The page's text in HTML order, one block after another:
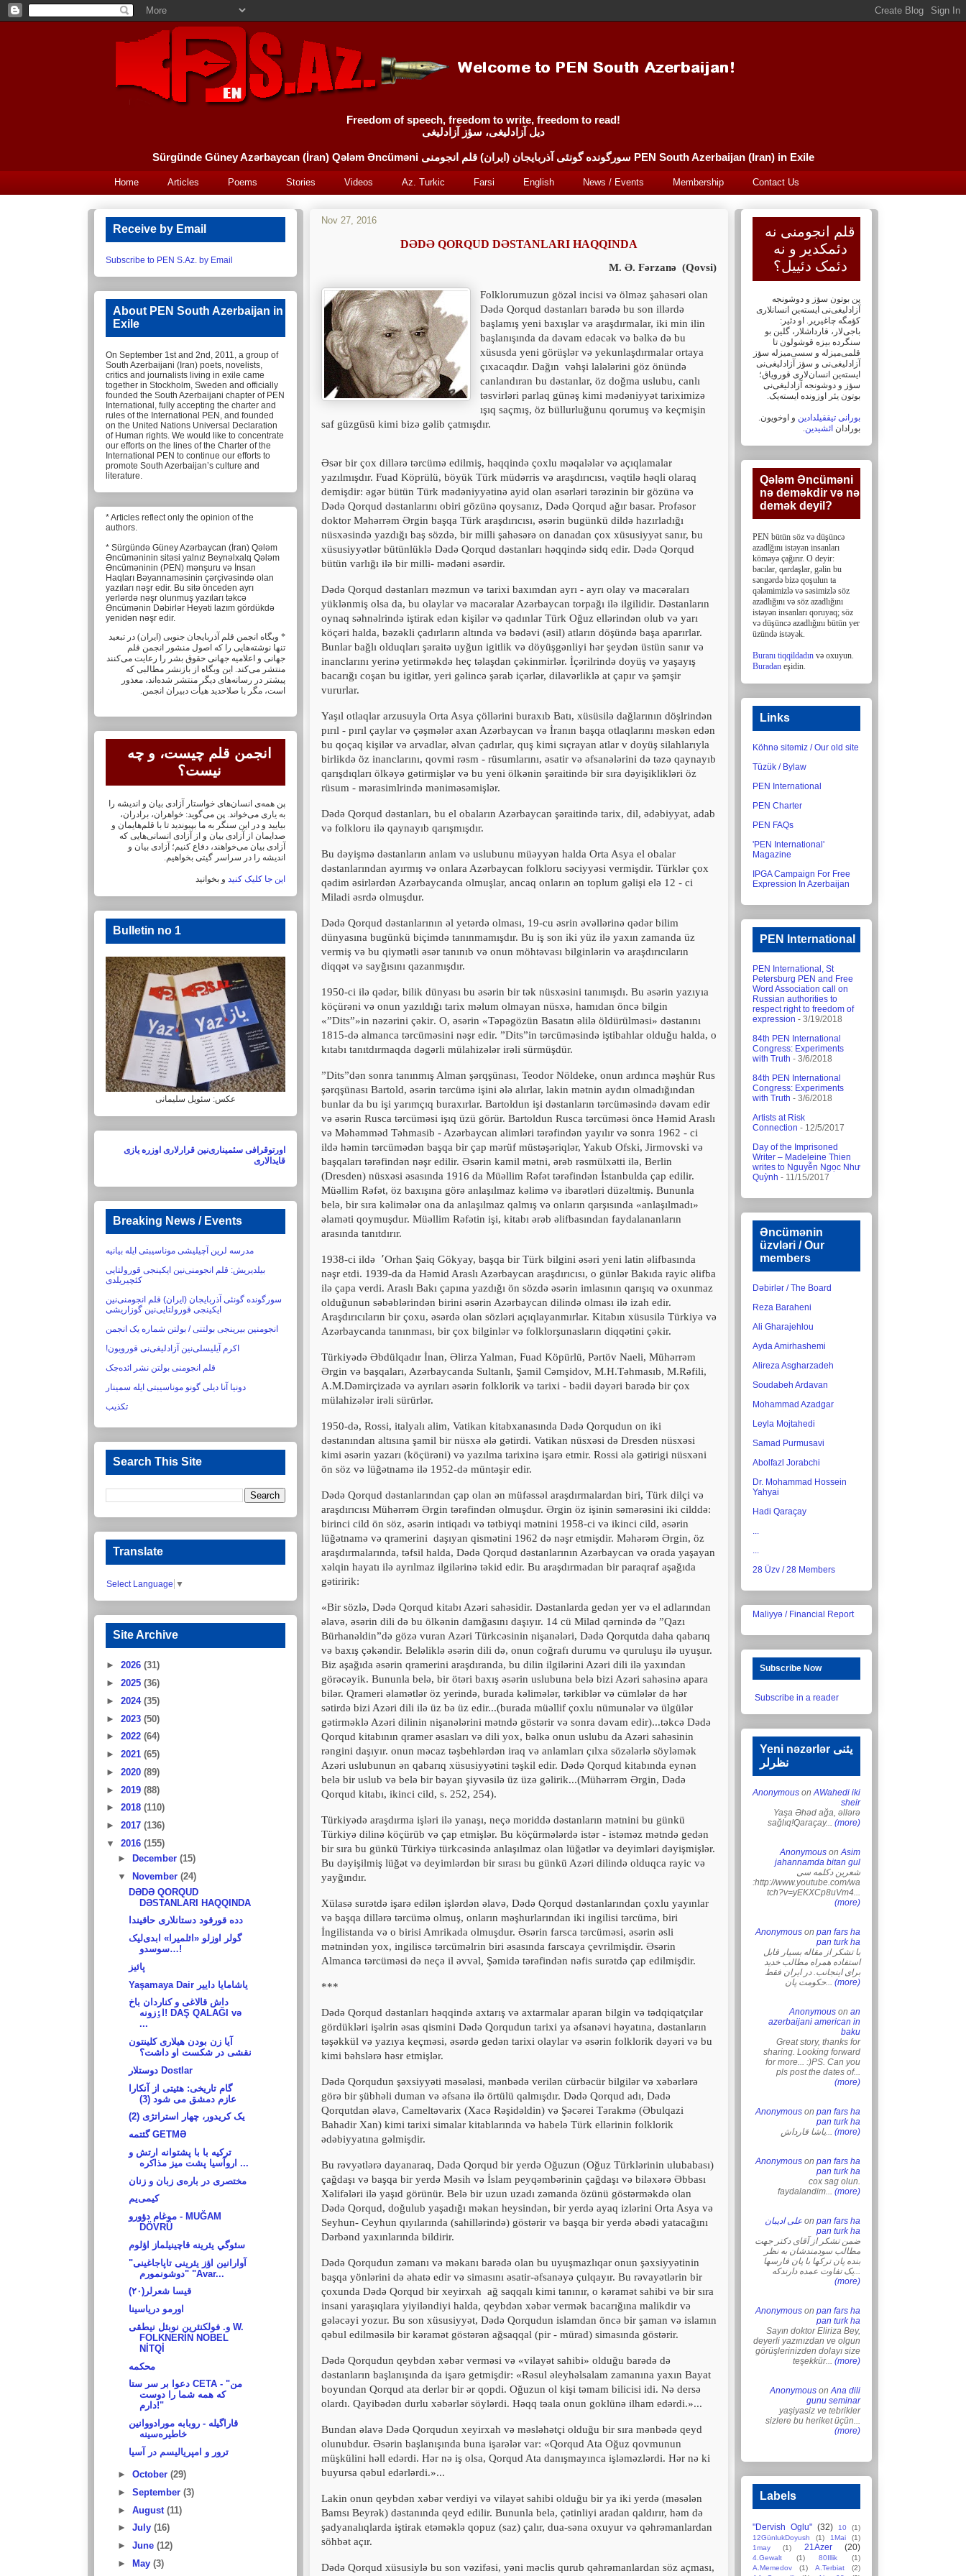
Freedom of speech, freedom to write, freedom to read!
دیل آزادلیغی، سؤز آزادلیغی
Sürgünde Güney Azərbaycan (İran) Qələm Əncüməni سورگونده گونئی آذربایجان (ایران) قلم انجومنی PEN South Azerbaijan (Iran) in Exile
Home Articles Poems Stories Videos Az. Turkic Farsi English News / Events Membership Contact Us
Nov 27, 2016
DƏDƏ QORQUD DƏSTANLARI HAQQINDA
M. Ə. Fərzanə (Qovsi)
Folklorumuzun gözəl incisi və ölməz şahəsəri olan
Dədə Qorqud dəstanları barədə bu son illərdə
başlamış yeni baxışlar və araşdırmalar, iki min ilin
başlanışında da dəvam edəcək və bəlkə də bu
xüsusda yeni görüşlər və yekunlaşdırmalar ortaya
çıxacaqdır. Dağın vəhşi lalələrini göz önündə
canlandıran bu dəstanlar, öz doğma uslubu, canlı
təsvirləri parlaq günəş kimi mədəniyyət tariximizə
ışıq saçmış, öz büllurluğunu qorumuş və keçmişin
saf güzgüsü kimi bizə gəlib çatmışdır.
Əsər bir çox dillərə tərcümə edilmiş, həqqində çoxlu məqalələr və açıqlamalar
yazılmışdır. Fuad Köprülü, böyük Türk müdərris və araşdırıcısı, vəqtilə həqli olaraq
demişdir: əgər bütün Türk mədəniyyətinə ayid olan əsərləri tərəzinin bir gözünə və
Dədə Qorqud dəstanlarını obiri gözünə qoysanız, Dədə Qorqud ağır basar. Profəsor
doktor Məhərrəm Ərgin başqa Türk araşdırıcısı, əsərin bugünkü dildə hazırladığı
nüsxəsində yazdığı baş sözdə, bir milli şahəsərə on danadan çox xüsusiyyət sanır, bu
xüsusiyyətlər bütünlüklə Dədə Qorqud dəstanları həqqində sidq edir. Dədə Qorqud
bütün varlığı ilə bir milli- mədəni əsərdir.
Dədə Qorqud dəstanları məzmun və tarixi baxımdan ayrı - ayrı olay və macəraları
yüklənmiş olsa da, bu olaylar və macəralar Azərbaycan torpağı ilə ilgilidir. Dəstanların
oynaq səhnəlrində iştirak edən kişilər və qadınlar Türk Oğuz ellərindən olub və yarı
köçəri halda, bəzəkli çadırların altında və bədəvi (əsil) atların döşündə başa aparırlar.
Bunlar bağlı olduqları şəraitə uyğun igitlik və döyüşgənliyi hər şeydən üstün sanır və
inanclarını yerinə yetirməkdə heç təlaşdan çəkinmirlər. İçərilrində doyüş və yaşayış
bacarığı coşan bu igitlər, yeri gəlincə şərab içərlər, dilavərliklə at çapır və şəmşir
vururlar.
Yaşıl otlaqlar arzusuyla Orta Asya çöllərini buraxıb Batı, xüsüsilə dağlarının döşlrindən
pırıl - pırıl çaylar və çəşmələr axan Azərbaycan və İranın başqa otlaqlarını məskən edən
bu qoçaq kişilər və arvadlar, əlvan çadırlar, quş kimi sıçrayan atlar v doyüş silahlarıyla
birlikdə öz inanclarını, qovmi rəsm - rüsumlarını, əsatir və əfsanələrini də təzə qaynayıb
qarışdıqları ölkəyə gətirmişlər və bu yeni ölkənin şəraitində bir sıra dəyişiklikləri öz
rüsum - mərasimlrində məniməsəmişlər.
Dədə Qorqud dəstanları, bu el obaların Azərbaycan şəraitində tarix, dil, ədəbiyyat, adab
və folkloru ilə qaynayıb qarışmışdır.
Bu dəyişmə dəstanların anlam və uslubunu müəyyən halda Orta Asya el obalar
dəstanlarından ayırmış və onlara Azərbaycan folkloru səciyyəsi vermişdir. Türklər çox
qədim əsirlərdən Azərbaycanda olmuşlar, ancaq onların ən toplum gəlişi elə 12 - ci
Miladi əsrdə olmuşdur.
Dədə Qorqud dəstanlarının əl yetərdə olması, 19-­cu əsrin əvəllərinə qədər bilim
dünyasına bugünkü biçimdə tanınmamışdır. Bu iş son iki yüz ilə yaxın zamanda üz
vermiş və bu qiymətli əsər tanınıb və onun möhtəvası bilginlərin və araşdırıcıların
diqqət və sayğısını qazanmışdır.
1950-ci ilə qədər, bilik dünyası bu əsərin bir tək nüsxəsini tanımışdı. Bu əsərin yazıyıa
köçürəni və onun yazıldığı tarix məlum olmayan nüsxə, hamıdan öncə bilgin
«”Dits”»in nəzərini çəkir. O, əsərin «Təpəgözün Basatın əlilə öldürülməsi» dəstanını
1815-də almanca tərcüməsini nəşr edir. ”Dits”in tərcüməsində iştibahlar olduğu halda, o
kıtabı tanıtdırmaqda dəgərli mülahizələr irəli sürmüşdür.
”Dits”dən sonra tanınmış Alman şərqşünası, Teodor Nöldeke, onun ardınca məşhür Rus
şərqşünası Bartold, əsərin tərcümə işini ələ alırlar, lakin mətnin aydın olmadığından
bunlar da bu işi yarımçıq buraxırlar. Bartoldun işi dəstanların tərcüməsində dəvam edir
və əsərin Rusca tərcüməsi işıq üzü görür. Bartoldun Rusca tərcüməsi öncə Həmid Araslı
və Məhəmməd Təhmasib - Azərbaycan alimləri tərəfindən yayılır və sonra 1962 - ci
ildə həmin tərcümədən başqa bir çap mərüf müstəşəriqlər, Yakub Ofski, Jirmovski və
başqaları tərəfindən nəşr edilir. Əsərin kamil mətni, ərəb rəsmülxətti ilə, Berlin
(Dresden) nüsxəsi əsasında 1916 da Müəllim Rəfət tərəfindən İstanbulda çap edilir.
Müəllim Rəfət, öz baxışına görə anlaşılmaz kəlimə və ibarətləri düzəltmiş. Bununla
belə, bir sıra kəlimələr ona da anlaşılmaz qalmış və onların qarşısında «anlaşılmadı»
əlaməti qoymuşdur. Müəllim Rəfətin işi, kitabı ərəb əlifbasından faydalananların
arasında tanıtdırır.
1938-ci ildə ٬Orhan Şaiq Gökyay, başqa bir Türk bilgini əsəri yeni latin əlifbasında
nəşr etdi. 1939-da da Həmid Araslı Azərbaycan araşdırıcısı, o günlər Bakıda rayic əlifba
ilə çapa verdi. Araslı Bakı çapına yazdığı ön sözdə əsərin imlasının qarışıq və oxunmaz
olduğunun səbəblərindən birini əsərin Azərbaycan dilində olması ilə izah edir.
Araşdırıcıların bir çoxu, əsərdə olan sözləri açıqlayanmırlar. Kitabın xüsusilə Türkiyə və
Azərbaycanda tanınması, bir çox bilginlər və folklorşunasların diqqətini çəkir.
Türkiyədə Əbdülqadır İnan, Əlirza Yalman, Fuad Köpürlü, Pərtöv Naeli, Mühərrəm
Ərgin və başqaları, Azərbaycanda Sultanlı, Şamil Cəmşidov, M.H.Təhmasıb, M.Rəfili,
A.M.Dəmirçizadə və ayrıları əsərin folklorik və tarixi - bədii dəyəri barədə bir çox
mülahizələr irəli sürürlər.
1950-də, Rossi, italyalı alim, Vatikan kitabxanasında Dədə Qorqudun on iki
dəstanından altısına şamil bir nüsxə ələ gətirdi. Vatikan nüsxəsi də Dresden nüsxəsi
kimi əsərin yazarı (köçürəni) və yazılma tarixinə işarə etmir. Rossi ələ gətirigi nüsxəni
ön söz və lüğətnamə ilə 1952-də müntəşir edir.
Dədə Qorqud dəstanlarından çap olan ən müfəssəl araşdırmalardan biri, Türk dilçi və
araşdırıcısı Mühərrəm Ərgin tərəfindən olmuşdur. Ərgin öz işinin səmərəsini iki cilddə:
birinci cild ön söz, əsərin intiqadı və tətbiyqi mətnini 1958-ci və ikinci cild, əsərin
lüğətnamə və qramerini daşıyan qismətini 1962 də nəşr etmişdir. Məhərəm Ərgin, öz
araşdırmalarında, təfsil halda, Dədə Qorqud dəstanlarının Azərbaycan və orada yaşayan
xəlqin hayatı ilə ayrılmaz ilgilərinə təkid edir. Bu araşdırmadan bir paraqraf aşağıda
gətiririk:
«Bir sözlə, Dədə Qorqud kitabı Azəri sahəsidir. Dəstanlarda gedən yer və el adlarından
əlavə, əsərin dili də bu ölkənin damğasını daşıyır. 14 cü Milad qərnində də ”Qazı
Bürhanəldin”də gözə vuran Azəri Türkcəsinin nişanələri, Dədə Qorqutda daha qabarıq
və baxış çəkəndir. Beləliklə əsərin dili də, onun coğrafı durumu və quruluşu ilə uyuşur.
Biz aşağıda əsərin qramerini araşdıranda, bu dilin ilgilərini Azəri dili ilə yaxından
görəcəyik. Bununla belə, bir ötəri baxış əsərin uslubuna belə bizi Azəri sahəsinə apara
bilər. Qrameri əlamətlər öz yerində, burada kəlimələr, tərkiblər və cümlələr də hər
sətirdə bizi Azəri dili ilə üz bə üz edir...(burada müəllif çoxlu nümunələr və ülgülər
gətirməklə Azəri dilinin nişanələrini mətndə göstərir və sonra dəvam edir)...təkcə Dədə
Qorqud kitabının qramer əsasları və dili yox, bəlkə onun uslubu da Azəri sahəsinin
rəngini daşıyır. onun məcaz təşbehlərdən iraq və anlamları çılxa sözələrlə söyləmək
Azəri uslubunun ən qabarıq xüsusiyyətini təşkil edir. Dədə Qorqud kitabında eynən
belə bir uslub və belə bir bəyan şiyvəsilə üz üzə gəlirik...(Mühərrəm Ərgin, Dədə
Qorqud kitabı, ikinci cild, s. 252, 254).
Türkiyədə araşdırma işləri ilə yanaşı, neçə moriddə dəstanların mətnini bu günkü
Türkiyə dilinə köçürüb və çap etmişlər. Bu köçürmələrdə istər - istəməz mətndə gedən
bir sıra bu günkü Türkiyə türkcəsində anlaşılmaz olan lüğətlər və deyimləri dəyişmişlər.
Bu dəyişilmiş lüğət və deyimlərdən bir sırası bu günkü Azəri dilində olduqca rayic və
yayğındır.
Xülasə surətdə işarə edilən işlərdən əlavə, Dədə Qorqud dəstanlarından çoxlu yayınlar
və başqa dillərə tərcümə olmuş, onların məşhurlarından iki ingilisi tərcümə, biri
İngilistanda və o birisi Amrikada olmuşdur. Əsərin farsca tərcüməsi, əsərin əsli
mətnindən yox, ingiliscə tərcüməlrin biri əsasında farscaya çevrilmişdir. Əsərin
Almanca tərcüməsi də neçə il əvvəl, Şəmidə tərəfindən nəfis surətdə çap edilmişdir.
***
Dədə Qorqud dəstanları həqqində axtarış və axtarmalar aparan bilgin və tədqiqatçılar
gördükləri işəlrin əsas qismini Dədə Qorqudun tarixi ya əfsanəvi həyatına, dəstanların
təşəkkül və yazıya keçməsi, əsərdə gedən tarixi olaylar və əsərin folklorik dəyəri və bu
kimi bəhslərə həsr etmişlər.
Dədə Qorqudun şəxsiyyəti məsələsi, mənbədə verilən cürbəcür bilgilər və xəbərlərə
görə bir şübhəli duman və əfsanə ilə örtülü qalmışdır. Dədə Qorqud adı, Dədə
Qorqutdan əlavə, Cameltəvarix (Xacə Rəşidəldin) və Şəcərei Tərakmə (Əbulqazi
Bahadir Xan) kimi tarixi simalar kitablarında və habelə Türk ellərinin folklorik
ədəbiyyatına gəlmişdir.
Bu rəvyətlərə dayanaraq, Dədə Qorqud bir yerdə Oğuzun (Oğuz Türklərinin ulubabası)
çağdaşı və başqa bir yerdə Məsih və İslam peyqəmbərinin çağdaşı və biləxərə Əbbası
Xəlifələri ilə yaşıd görünür. Belə bir uzun uzadı zəmanda özünü göstərməkdə olan
Dədə Qorqud, doğulub yaşadığı məkan heysindən, bir yerdə ayaq izlərini Orta Asya və
Seyhun- Ceyhun qıyılarında (sahillərində) göstərir və başqa bir yerdə əbədi yatacağını
Dərbənd yaxınlarında bildirir.
Dədə Qorqudun zəmanı və məkanı barədə olan bu uyuşmazlıqar onun şəxsiyyətinin
başqa yönlərini də əhatə edir və simasını əsatir-əfsanəyə çulqayır. Bu rəvayətlərin bir
çoxunda Dədə Qorqud bir xeyirxah ağ saqqalı kimi tanınır, o kəramət sahibi və bir sıra
insani yaraşıqlara yiyiləndiyi halda, qeybdən xəbər vermək bacarığına malikdir və
gələcəyi yozur. Bu son xüsusiyyət, Dədə Qorqudun islamdan öncə bir şaman və islamın
qəbul edilməsilə bir kəramət göstərən ağsaqqal (pir - mürad) simasında göstərir.
Dədə Qorqudun qeybdən xəbər verməsi və «vilayət sahibi» olduğu barədə də
dəstanların başlanışında da işarə getmişdir: «Rəsul əleyhəlsalam zamanına yaxın Bayat
boyundan Qorqud ata derlər bir ər qopdi. Oğuzun ol kişi təmam bilicisi idi. Nə dersə
olardı. Qayibədən durlu xəbərlər söylərdi. Həqq təala onun goklünə ilham edərdi.»...
Bundan əlavə Dədə Qorqudun xeyirxah və məsləhətçi olduğu bir sıra mənbədə qeyd
olunubdur. Əsərin başlanışında buna işarələr var: «Qorqud Ata Oğuz qovmunun
müşkülini həll edərdi. Hər nə iş olsa, Qorqud Ata danışmayınca işləməzlərdi. Hər nə ki
buyursa qəbul edərlərdi.»...
Lakin onun qeybdən xəbər verdiyi və vilayət sahibi olduğu bir ya iki yerdə (məsələn
Bamsı Beyrək) dəstanında qeyd edilir. Bununla belə, çətinliyi aradan qaldırır, həm də
şadyanalıqlarda iştirak etəməklə qopuz (saz) çalır, dua-səna oxuyur və qəhrəmanlardan
söhbət açır.
Dədə Qorqud xüsusiylə bu son vəzifəsi, yəni məclis qurub qəhrəmanlardan söz açması,
Receive by Email
Subscribe to PEN S.Az. by Email
About PEN South Azerbaijan in
Exile
On September 1st and 2nd, 2011, a group of
South Azerbaijani (Iran) poets, novelists,
critics and journalists living in exile came
together in Stockholm, Sweden and officially
founded the South Azerbaijani chapter of PEN
International, fully accepting the charter and
rules of the International PEN, and founded
on the United Nations Universal Declaration
of Human rights. We would like to concentrate
our efforts on the lines of the Charter of the
International PEN to continue our efforts to
promote South Azerbaijan’s culture and
literature.
* Articles reflect only the opinion of the
authors.
* Sürgündə Güney Azərbaycan (İran) Qələm
Əncüməninin sitəsi yalnız Beynəlxalq Qələm
Əncüməninin (PEN) mənşuru və İnsan
Haqları Bəyannaməsinin çərçivəsində olan
yazıları nəşr edir. Bu sitə önceden ayrı
yerlərdə nəşr olunmuş yazıları təkcə
Əncümənin Dəbirlər Heyəti lazım gördükdə
yenidən nəşr edir.
* وبگاه انجمن قلم آذربایجان جنوبی (ایران) در تبعید
تنها نوشته‌هایی را که اصول منشور انجمن قلم
جهانی و ‏اعلامیه جهانی حقوق بشر را رعایت می‌کنند
منتشر می‌کند. این وبگاه از بازنشر مطالبی که
پیشتر در ‏رسانه‌های دیگر منتشر شده‌اند، معذور
است، مگر با صلاحدید هیأت دبیران انجمن.
انجمن قلم چیست، و چه
نیست؟
پن همه‌ی انسان‌های خواستار آزادی بیان و اندیشه را
به یاری می‌خواند. پن می‌گوید: خواهران، ‏برادران،
بیایید و در این سنگر به ما بپیوندید تا با قلم‌هایمان‏ و
صدایمان از آزادی بیان و از آزادی ‏انسانی‌هایی که
آزادی بیان می‌خواهند، دفاع کنیم؛ آزادی بیان و
اندیشه را در سراسر گیتی ‏بخواهیم.
این جا کلیک کنید و بخوانید
Bulletin no 1
عکس: سئویل سلیمانی
اورتوقرافی سئمیناری‌نین قرارلاری اوزره یازی
قایدالاری
Breaking News / Events
مدرسه لرین آچیلیشی موناسیبتی ایله بیانیه
بیلدیریش:‏ قلم انجومنی‌نین ایکینجی قورولتایی
کئچیریلدی
سورگونده گونئی آذربایجان (ایران) قلم انجومنی‌نین
ایکینجی قورولتایی‌نین گوزاریشی‏
انجومنین بیرینجی بولتنی / بولتن شماره یک انجمن
اکرم آیلیسلی‌نین آزادلیغی‌نی قورویون!‏
قلم انجومنی بولتن نشر ائده‌جک
دونیا آنا دیلی گونو موناسیبتی ایله سمینار
تکذیب
Search This Site
Translate
Select Language ▼
Site Archive
► 2026 (31)
► 2025 (36)
► 2024 (35)
► 2023 (50)
► 2022 (64)
► 2021 (65)
► 2020 (89)
► 2019 (88)
► 2018 (110)
► 2017 (136)
▼ 2016 (155)
►
December (15)
▼
November (24)
DƏDƏ QORQUD
DƏSTANLARI HAQQINDA
دده‌ قورقود دستانلارى حاقيندا
گولر اوزلو «ائلمیرا» ابدی‌لیک
سوسدو…!
پائیز
Yaşamaya Dair یاشامایا داییر
داش قالاغی و کناردان باخ
اٶزونه! DAŞ QALAĞI və
...
آیا زن بودن هیلاری کلینتون
نقشی در شکست او داشت؟
دوستلار Dostlar
گام تاریخی: هئیتی از آنکارا
عازم دمشق می شود (3)
یک کریدور، چهار استراتژی (2)
گئتمه GETMƏ
ترکیه با با پشتوانه ارتش و
اروآسیا پشت میز مذاکره ...
مختصری در باره‌ی زبان و زنان
کيمى‌يم
موغام دؤورو - MUĞAM
DÖVRÜ
سئوگي يئرينه قاچينيلماز اؤلوم
"آوارا‌نين اؤز یئرینی تاپاجاغینی
دوشونمورم" "Avar...
قیسا شعرلر(۲۰)
اورمو درياسينا
و. فولکنئرین نوبئل نیطقی W.
FOLKNERİN NOBEL
NİTQİ
محكمه
دعوا بر سر ستا CETA - "من
که همه شما را دوست
دارم!"
قاراگيله - روبابه مورادووا‌نين
خاطيره‌سينه
ترور و امپریالیسم در آسیا
► October (29)
► September (3)
► August (11)
► July (16)
► June (12)
►
May (3)
قلم انجومنی نه
دئمکدیر و نه
دئمک دئییل؟
پن بوتون سؤز و دوشونجه
آزادلیغی‌نی ایسته‌ین انسانلاری
کؤمگه چاغیریر. او دئیر:
باجی‌لار، ‏قارداشلار، گلین بو
سنگرده بیزه قوشولون تا
قلمی‌میزله و سسی‌میزله سؤز
آزادلیغی‌نی و سؤز ‏آزادلیغی‌نی
ایسته‌ین انسان‌لاری قورویاق؛
سؤز و دوشونجه آزادلیغی‌نی
بوتون یئر اوزونده ایسته‌یک. ‏
بورانی تیققیلدادین و اوخویون.
بورادان ائشیدین.
Qələm Əncüməni
nə deməkdir və nə
demək deyil?‎
PEN bütün söz və düşüncə
azadlğını istəyən insanları
köməyə çağırır. O deyir:
bacılar, ‎qardaşlar, gəlin bu
səngərdə bizə qoşulun ta
qələmimizlə və səsimizlə söz
azadlığını və söz ‎azadlığını
istəyən insanları qoruyaq; söz
və düşüncə azadlığını bütün yer
üzündə istəyək.
Buranı tiqqildadın və oxuyun.
Buradan eşidin.
Links
Köhnə sitəmiz / Our old site
Tüzük / Bylaw
PEN International
PEN Charter
PEN FAQs
'PEN International'
Magazine
IPGA Campaign For Free
Expression In Azerbaijan
PEN International
PEN International, St
Petersburg PEN and Free
Word Association call on
Russian authorities to
respect right to freedom of
expression - 3/19/2018
84th PEN International
Congress: Experiments
with Truth - 3/6/2018
84th PEN International
Congress: Experiments
with Truth - 3/6/2018
Artists at Risk
Connection - 12/5/2017
Day of the Imprisoned
Writer – Madeleine Thien
writes to Nguyễn Ngọc Như
Quỳnh - 11/15/2017
Əncümənin
üzvləri / Our
members
Dəbirlər / The Board
Reza Baraheni
Ali Gharajehlou
Ayda Amirhashemi
Alireza Asgharzadeh
Soudabeh Ardavan
Mohammad Azadgar
Leyla Mojtahedi
Samad Purmusavi
Abolfazl Jorabchi
Dr. Mohammad Hossein
Yahyai
Hadi Qaraçay
...
...
28 Üzv / 28 Members
Maliyyə / Financial Report
Subscribe Now
Subscribe in a reader
Yeni nəzərlər یئنی
نظرلر
Anonymous onAWahedi iki
sheir
Yaşa Əhəd ağa, əllərə
sağlıq!Qaraçay... (more)
Anonymous onAsim
jahannamda bitan gul
شعرین دکلمه سی
:http://www.youtube.com/wa
tch?v=yEKXCp8uVm4...
(more)
Anonymous on pan fars ha
pan turk ha
با تشکر از مقاله بسیار قابل
استفاده همراه مطالب خدید
برای اینجانب. در ایران فقط
حکومت پان... (more)
Anonymous on an
azerbaijani american in
baku
Great story, thanks for
sharing. Looking forward
for more... :)PS. Can you
pls post the dates of...
(more)
Anonymous on pan fars ha
pan turk ha
یاشا قارداش... (more)
Anonymous on pan fars ha
pan turk ha
cox sag olun.
faydalandim... (more)
علی ادیبان on pan fars ha
pan turk ha
ضمن تشکر از آقای دکتر جهت
مطالب سودمندشان به نظر
بنده پان ترکها با پان فارسها
یک تفاوت عمده دارندکه...
(more)
Anonymous on pan fars ha
pan turk ha
Sayın doktor Eliriza Bey,
deyerli yazınızdan ve olgun
görüşlerinizden dolayı size
teşekkür... (more)
Anonymous onAna dili
gunu seminar
yaşiyasiz ve tebrikler
sizlere bu heriket üçün...
(more)
Labels
"Dervish Oglu" (32) 10
(1)
12GünlukDoyush
(1) 1Mai
(1)
1may
(1) 21Azer (20)
4.Gewalt (1) 80Illik
(1)
A.Memedov
(1) A.Terbiat
(2)